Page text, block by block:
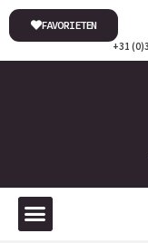
+31
FAVORIETEN